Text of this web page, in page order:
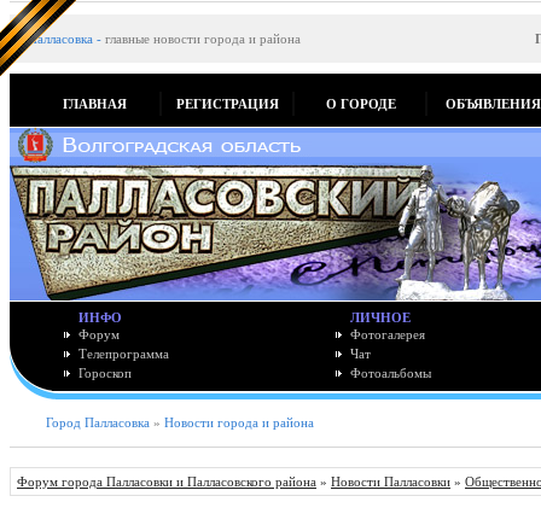
Палласовка - главные новости города и района
ГЛАВНАЯ РЕГИСТРАЦИЯ О ГОРОДЕ ОБЪЯВЛЕНИЯ
ИНФО
Форум
Телепрограмма
Гороскоп
ЛИЧНОЕ
Фотогалерея
Чат
Фотоальбомы
Город Палласовка » Новости города и района
Форум города Палласовки и Палласовского района » Новости Палласовки »